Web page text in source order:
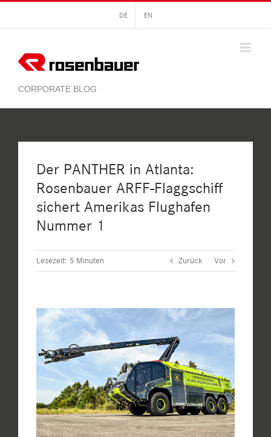
springen
DE EN
Der PANTHER in Atlanta:
Rosenbauer ARFF-Flaggschiff
sichert Amerikas Flughafen
Nummer 1
Lesezeit: 5 Minuten Zurück Vor
Zeige
grösseres